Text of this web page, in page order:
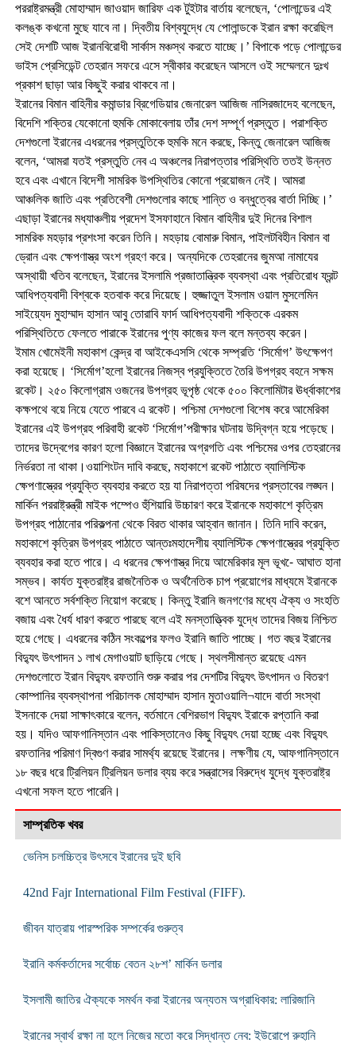
পররাষ্ট্রমন্ত্রী মোহাম্মাদ জাওয়াদ জারিফ এক টুইটার বার্তায় বলেছেন, ‘পোলান্ডের এই
কলঙ্ক কখনো মুছে যাবে না। দ্বিতীয় বিশ্বযুদ্ধে যে পোলান্ডকে ইরান রক্ষা করেছিল
সেই দেশটি আজ ইরানবিরোধী সার্কাস মঞ্চস্থ করতে যাচ্ছে।’ বিপাকে পড়ে পোলান্ডের
ভাইস প্রেসিডেন্ট তেহরান সফরে এসে স্বীকার করেছেন আসলে ওই সম্মেলনে দুঃখ
প্রকাশ ছাড়া আর কিছুই করার থাকবে না।
ইরানের বিমান বাহিনীর কমান্ডার ব্রিগেডিয়ার জেনারেল আজিজ নাসিরজাদেহ বলেছেন,
বিদেশি শক্তির যেকোনো হুমকি মোকাবেলায় তাঁর দেশ সম্পূর্ণ প্রস্তুত। পরাশক্তি
দেশগুলো ইরানের এধরনের প্রস্তুতিকে হুমকি মনে করছে, কিন্তু জেনারেল আজিজ
বলেন, ‘আমরা যতই প্রস্তুতি নেব এ অঞ্চলের নিরাপত্তার পরিস্থিতি ততই উন্নত
হবে এবং এখানে বিদেশী সামরিক উপস্থিতির কোনো প্রয়োজন নেই। আমরা
আঞ্চলিক জাতি এবং প্রতিবেশী দেশগুলোর কাছে শান্তি ও বন্ধুত্বের বার্তা দিচ্ছি।’
এছাড়া ইরানের মধ্যাঞ্চলীয় প্রদেশ ইসফাহানে বিমান বাহিনীর দুই দিনের বিশাল
সামরিক মহড়ার প্রশংসা করেন তিনি। মহড়ায় বোমারু বিমান, পাইলটবিহীন বিমান বা
ড্রোন এবং ক্ষেপণাস্ত্র অংশ গ্রহণ করে। অন্যদিকে তেহরানের জুমআ নামাযের
অস্থায়ী খতিব বলেছেন, ইরানের ইসলামি প্রজাতান্ত্রিক ব্যবস্থা এবং প্রতিরোধ ফ্রন্ট
আধিপত্যবাদী বিশ্বকে হতবাক করে দিয়েছে। হুজ্জাতুল ইসলাম ওয়াল মুসলেমিন
সাইয়্যেদ মুহাম্মাদ হাসান আবু তোরাবি ফার্দ আধিপত্যবাদী শক্তিকে এরকম
পরিস্থিতিতে ফেলতে পারাকে ইরানের পুণ্য কাজের ফল বলে মন্তব্য করেন।
ইমাম খোমেইনী মহাকাশ কেন্দ্র বা আইকেএসসি থেকে সম্প্রতি ‘সির্মোগ’ উৎক্ষেপণ
করা হয়েছে। ‘সির্মোগ’হলো ইরানের নিজস্ব প্রযুক্তিতে তৈরি উপগ্রহ বহনে সক্ষম
রকেট। ২৫০ কিলোগ্রাম ওজনের উপগ্রহ ভূপৃষ্ঠ থেকে ৫০০ কিলোমিটার ঊর্ধ্বাকাশের
কক্ষপথে বয়ে নিয়ে যেতে পারবে এ রকেট। পশ্চিমা দেশগুলো বিশেষ করে আমেরিকা
ইরানের এই উপগ্রহ পরিবাহী রকেট ‘সির্মোগ’পরীক্ষার ঘটনায় উদ্বিগ্ন হয়ে পড়েছে।
তাদের উদ্বেগের কারণ হলো বিজ্ঞানে ইরানের অগ্রগতি এবং পশ্চিমের ওপর তেহরানের
নির্ভরতা না থাকা।ওয়াশিংটন দাবি করছে, মহাকাশে রকেট পাঠাতে ব্যালিস্টিক
ক্ষেপণাস্ত্রের প্রযুক্তি ব্যবহার করতে হয় যা নিরাপত্তা পরিষদের প্রস্তাবের লঙ্ঘন।
মার্কিন পররাষ্ট্রন্ত্রী মাইক পম্পেও হুঁশিয়ারি উচ্চারণ করে ইরানকে মহাকাশে কৃত্রিম
উপগ্রহ পাঠানোর পরিকল্পনা থেকে বিরত থাকার আহ্বান জানান। তিনি দাবি করেন,
মহাকাশে কৃত্রিম উপগ্রহ পাঠাতে আন্তঃমহাদেশীয় ব্যালিস্টিক ক্ষেপণাস্ত্রের প্রযুক্তি
ব্যবহার করা হতে পারে। এ ধরনের ক্ষেপণাস্ত্র দিয়ে আমেরিকার মূল ভূখ-ে আঘাত হানা
সম্ভব। কার্যত যুক্তরাষ্ট্র রাজনৈতিক ও অর্থনৈতিক চাপ প্রয়োগের মাধ্যমে ইরানকে
বশে আনতে সর্বশক্তি নিয়োগ করেছে। কিন্তু ইরানি জনগণের মধ্যে ঐক্য ও সংহতি
বজায় এবং ধৈর্য ধারণ করতে পারছে বলে এই মনস্তাত্ত্বিক যুদ্ধে তাদের বিজয় নিশ্চিত
হয়ে গেছে। এধরনের কঠিন সংকল্পের ফলও ইরানি জাতি পাচ্ছে। গত বছর ইরানের
বিদ্যুৎ উৎপাদন ১ লাখ মেগাওয়াট ছাড়িয়ে গেছে। স্থলসীমান্ত রয়েছে এমন
দেশগুলোতে ইরান বিদ্যুৎ রফতানি শুরু করার পর দেশটির বিদ্যুৎ উৎপাদন ও বিতরণ
কোম্পানির ব্যবস্থাপনা পরিচালক মোহাম্মাদ হাসান মুতাওয়ালি¬যাদে বার্তা সংস্থা
ইসনাকে দেয়া সাক্ষাৎকারে বলেন, বর্তমানে বেশিরভাগ বিদ্যুৎ ইরাকে রপ্তানি করা
হয়। যদিও আফগানিস্তান এবং পাকিস্তানেও কিছু বিদ্যুৎ দেয়া হচ্ছে এবং বিদ্যুৎ
রফতানির পরিমাণ দ্বিগুণ করার সামর্থ্য রয়েছে ইরানের। লক্ষণীয় যে, আফগানিস্তানে
১৮ বছর ধরে ট্রিলিয়ন ট্রিলিয়ন ডলার ব্যয় করে সন্ত্রাসের বিরুদ্ধে যুদ্ধে যুক্তরাষ্ট্র
এখনো সফল হতে পারেনি।
সাম্প্রতিক খবর
ভেনিস চলচ্চিত্র উৎসবে ইরানের দুই ছবি
42nd Fajr International Film Festival (FIFF).
জীবন যাত্রায় পারস্পরিক সম্পর্কের গুরুত্ব
ইরানি কর্মকর্তাদের সর্বোচ্চ বেতন ২৮শ’ মার্কিন ডলার
ইসলামী জাতির ঐক্যকে সমর্থন করা ইরানের অন্যতম অগ্রাধিকার: লারিজানি
ইরানের স্বার্থ রক্ষা না হলে নিজের মতো করে সিদ্ধান্ত নেব: ইউরোপে রুহানি